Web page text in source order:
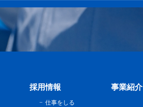
採用情報
仕事をしる
事業紹介